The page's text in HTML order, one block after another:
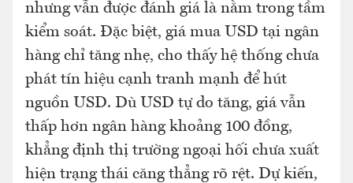
nhưng vẫn được đánh giá là nằm trong tầm
kiểm soát. Đặc biệt, giá mua USD tại ngân
hàng chỉ tăng nhẹ, cho thấy hệ thống chưa
phát tín hiệu cạnh tranh mạnh để hút
nguồn USD. Dù USD tự do tăng, giá vẫn
thấp hơn ngân hàng khoảng 100 đồng,
khẳng định thị trường ngoại hối chưa xuất
hiện trạng thái căng thẳng rõ rệt. Dự kiến,